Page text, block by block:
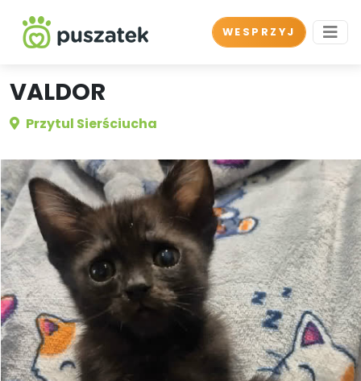
WESPRZYJ
VALDOR
Przytul Sierściucha